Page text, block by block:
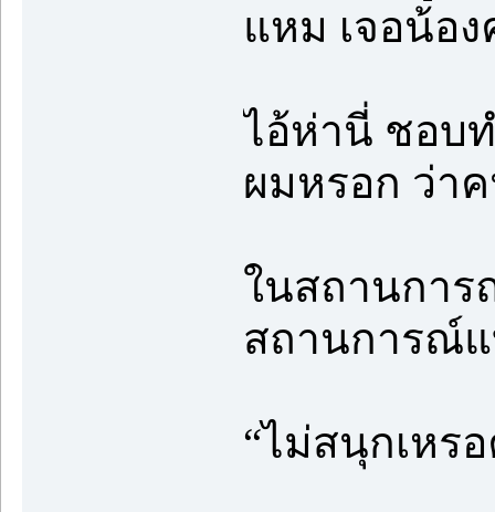
แหม เจอน้อง
ไอ้ห่านี่ ชอบ
ผมหรอก ว่า
ในสถานการ
สถานการณ์
“ไม่สนุกเหร